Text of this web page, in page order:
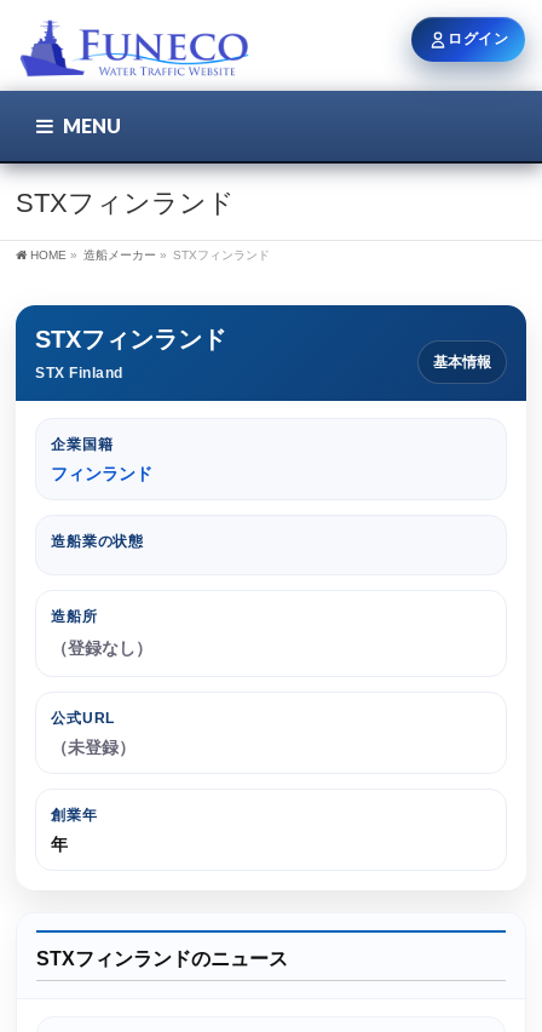
MENU
STXフィンランド
HOME » 造船メーカー » STXフィンランド
STXフィンランド
STX Finland
基本情報
企業国籍
フィンランド
造船業の状態
造船所
（登録なし）
公式URL
（未登録）
創業年
年
STXフィンランドのニュース
ログイン
ユーザー名 / メール
ログイン状態を保持